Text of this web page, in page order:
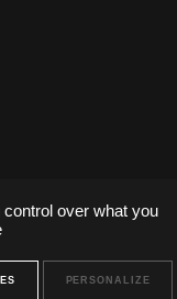
over what you
PERSONALIZE